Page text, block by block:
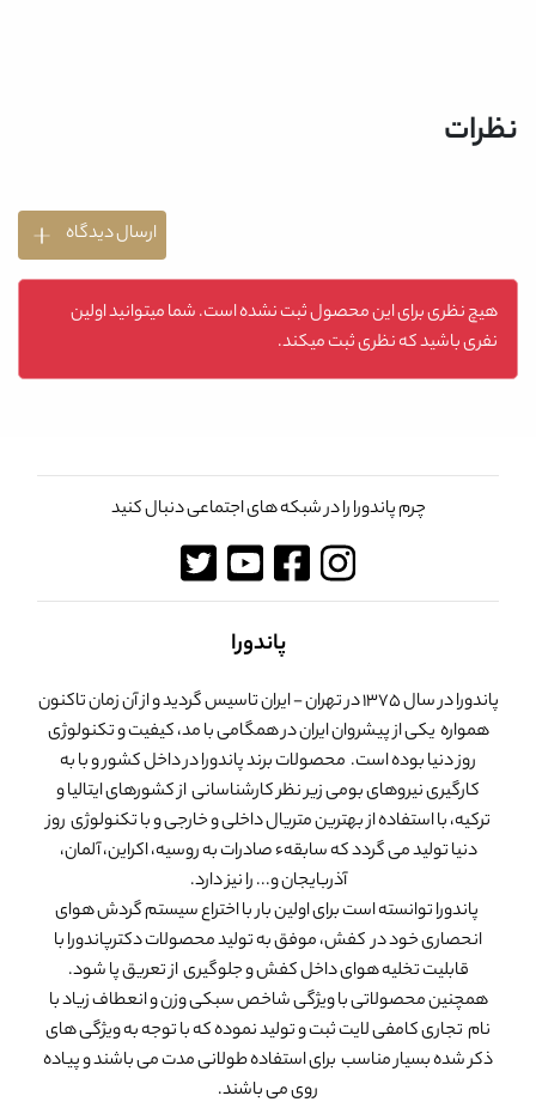
نظرات
ارسال دیدگاه
هیچ نظری برای این محصول ثبت نشده است. شما میتوانید اولین
نفری باشید که نظری ثبت میکند.
چرم پاندورا را در شبکه های اجتماعی دنبال کنید
پاندورا
پاندورا در سال 1375 در تهران - ایران تاسیس گردید و از آن زمان تاکنون
همواره یکی از پیشروان ایران در همگامی با مد، کیفیت و تکنولوژی
روز دنیا بوده است. محصولات برند پاندورا در داخل کشور و با به
کارگیری نیروهای بومی زیر نظر کارشناسانی از کشورهای ایتالیا و
ترکیه، با استفاده از بهترین متریال داخلی و خارجی و با تکنولوژی روز
دنیا تولید می گردد که سابقهء صادرات به روسیه، اکراین، آلمان،
آذربایجان و... را نیز دارد.
پاندورا توانسته است برای اولین بار با اختراع سیستم گردش هوای
انحصاری خود در کفش، موفق به تولید محصولات دکترپاندورا با
قابلیت تخلیه هوای داخل کفش و جلوگیری از تعریق پا شود.
همچنین محصولاتی با ویژگی شاخص سبکی وزن و انعطاف زیاد با
نام تجاری کامفی لایت ثبت و تولید نموده که با توجه به ویژگی های
ذکر شده بسیار مناسب برای استفاده طولانی مدت می باشند و پیاده
روی می باشند.